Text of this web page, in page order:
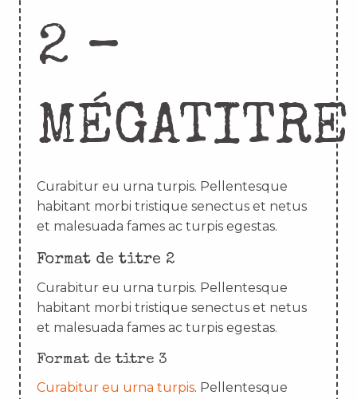
2 –
MÉGATITRE
Curabitur eu urna turpis. Pellentesque
habitant morbi tristique senectus et netus
et malesuada fames ac turpis egestas.
Format de titre 2
Curabitur eu urna turpis. Pellentesque
habitant morbi tristique senectus et netus
et malesuada fames ac turpis egestas.
Format de titre 3
Curabitur eu urna turpis. Pellentesque